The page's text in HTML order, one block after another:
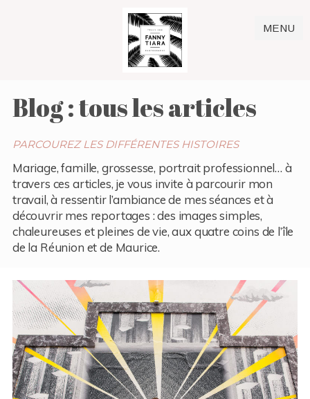
MENU
Blog : tous les articles
PARCOUREZ LES DIFFÉRENTES HISTOIRES
Mariage, famille, grossesse, portrait professionnel… à
travers ces articles, je vous invite à parcourir mon
travail, à ressentir l’ambiance de mes séances et à
découvrir mes reportages : des images simples,
chaleureuses et pleines de vie, aux quatre coins de l’île
de la Réunion et de Maurice.
Un mariage écoresponsable au
Lux Saint-Gilles Réunion